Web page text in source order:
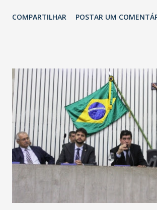
Havan Fortaleza ainda não foi anunciada
COMPARTILHAR POSTAR UM